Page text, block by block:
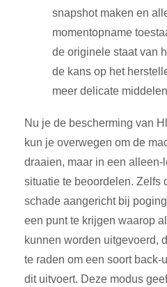
snapshot maken en
momentopname
de originele staat van
de kans op het
meer delicate
Nu je de bescherming van
kun je overwegen om de
draaien, maar in een alleen-
situatie te beoordelen. Zelfs
schade aangericht bij
een punt te krijgen waarop
kunnen worden uitgevoerd,
te raden om een soort back-
dit uitvoert. Deze modus